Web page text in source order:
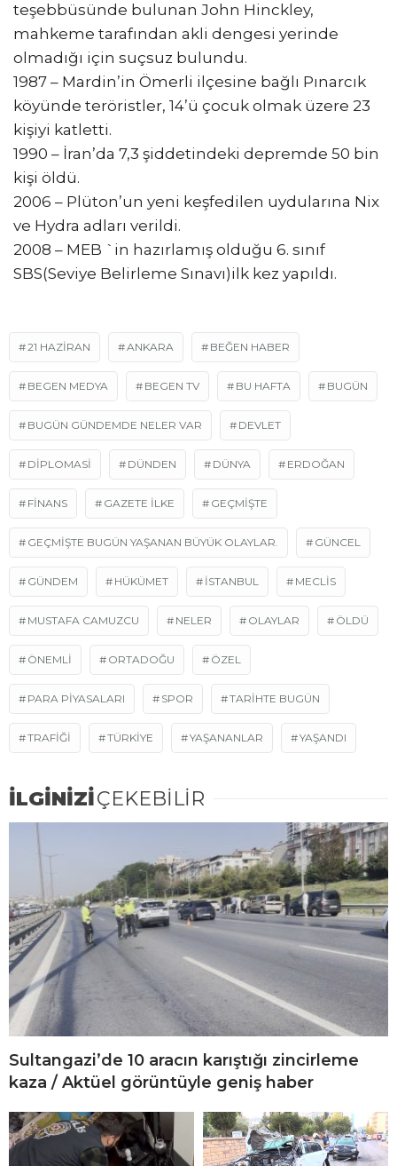
teşebbüsünde bulunan John Hinckley,
mahkeme tarafından akli dengesi yerinde
olmadığı için suçsuz bulundu.
1987 – Mardin’in Ömerli ilçesine bağlı Pınarcık
köyünde teröristler, 14’ü çocuk olmak üzere 23
kişiyi katletti.
1990 – İran’da 7,3 şiddetindeki depremde 50 bin
kişi öldü.
2006 – Plüton’un yeni keşfedilen uydularına Nix
ve Hydra adları verildi.
2008 – MEB `in hazırlamış olduğu 6. sınıf
SBS(Seviye Belirleme Sınavı)ilk kez yapıldı.
21 HAZIRAN ANKARA BEĞEN HABER
BEGEN MEDYA BEGEN TV BU HAFTA BUGÜN
BUGÜN GÜNDEMDE NELER VAR DEVLET
DİPLOMASİ DÜNDEN DÜNYA ERDOĞAN
FINANS GAZETE ILKE GEÇMIŞTE
GEÇMIŞTE BUGÜN YAŞANAN BÜYÜK OLAYLAR. GÜNCEL
GÜNDEM HÜKÜMET ISTANBUL MECLIS
MUSTAFA CAMUZCU NELER OLAYLAR ÖLDÜ
ÖNEMLI ORTADOĞU ÖZEL
PARA PIYASALARI SPOR TARIHTE BUGÜN
TRAFIĞI TÜRKIYE YAŞANANLAR YAŞANDI
İLGİNİZİÇEKEBİLİR
Sultangazi’de 10 aracın karıştığı zincirleme
kaza / Aktüel görüntüyle geniş haber